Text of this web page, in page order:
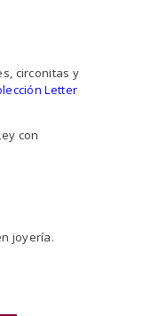
circonitas y
Letter
con
joyería.